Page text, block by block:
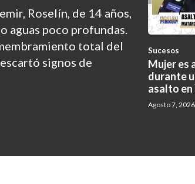
Roselín, de 14 años,
aguas poco profundas.
total del
signos de
Sucesos
Mujer es
durante
asalto en
Agosto 7, 2026